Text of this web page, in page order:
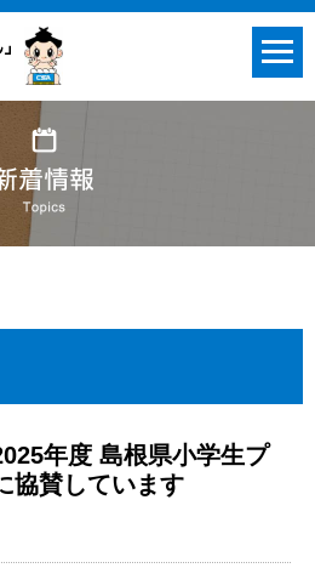
年度 島根県小学生プ
協賛しています